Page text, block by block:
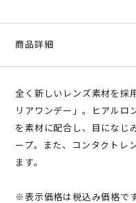
商品詳細
全く新しいレンズ素材を採
リアワンデー」。ヒアルロ
を素材に配合し、目になじ
ープ。また、コンタクトレ
ます。
※表示価格は税込み価格で